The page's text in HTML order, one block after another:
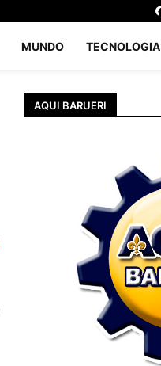
MUNDO TECNOLOGIA
AQUI BARUERI